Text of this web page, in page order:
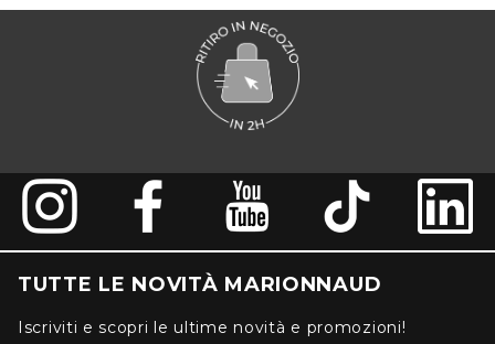
TUTTE LE NOVITÀ MARIONNAUD
Iscriviti e scopri le ultime novità e promozioni!